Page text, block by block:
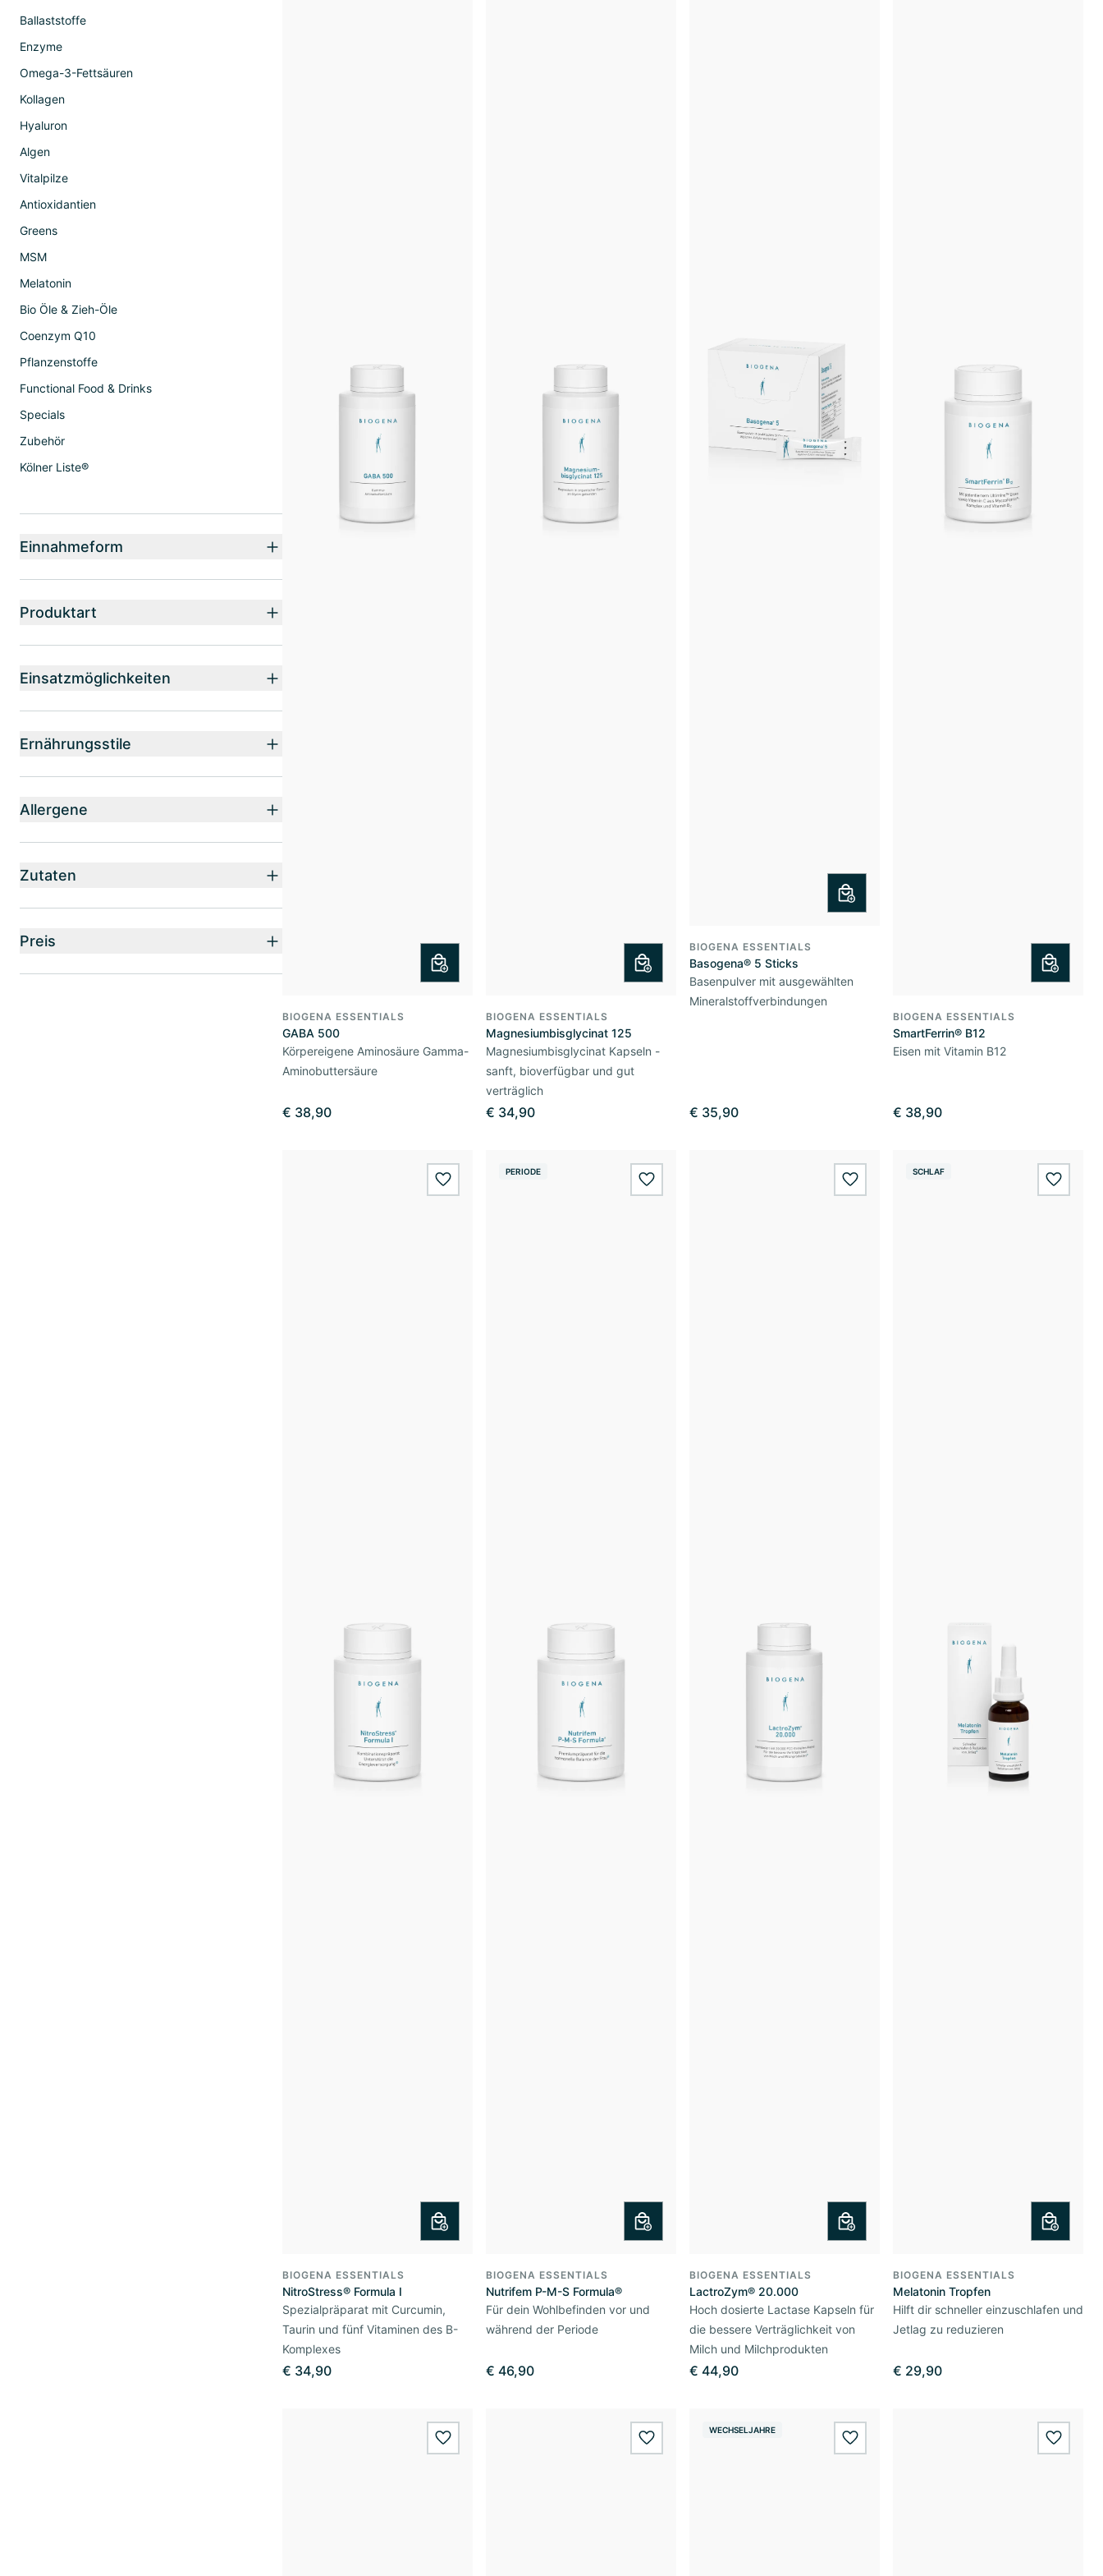
BIOGENA ESSENTIALS
GABA 500
Körpereigene Aminosäure Gamma-
Aminobuttersäure
€ 38,90
BIOGENA ESSENTIALS
Magnesiumbisglycinat 125
Magnesiumbisglycinat Kapseln -
sanft, bioverfügbar und gut
verträglich
€ 34,90
BIOGENA ESSENTIALS
Basogena® 5 Sticks
Basenpulver mit ausgewählten
Mineralstoffverbindungen
€ 35,90
BIOGENA ESSENTIALS
SmartFerrin® B12
Eisen mit Vitamin B12
€ 38,90
wishlist.add
BIOGENA ESSENTIALS
NitroStress® Formula I
Spezialpräparat mit Curcumin,
Taurin und fünf Vitaminen des B-
Komplexes
€ 34,90
PERIODE
wishlist.add
BIOGENA ESSENTIALS
Nutrifem P-M-S Formula®
Für dein Wohlbefinden vor und
während der Periode
€ 46,90
wishlist.add
BIOGENA ESSENTIALS
LactroZym® 20.000
Hoch dosierte Lactase Kapseln für
die bessere Verträglichkeit von
Milch und Milchprodukten
€ 44,90
SCHLAF
BIOGENA ESSENTIALS
Melatonin Tropfen
Hilft dir schneller einzuschlafen und
Jetlag zu reduzieren
€ 29,90
wishlist.add wishlist.add
WECHSELJAHRE
wishlist.add
Ballaststoffe
Enzyme
Omega-3-Fettsäuren
Kollagen
Hyaluron
Algen
Vitalpilze
Antioxidantien
Greens
MSM
Melatonin
Bio Öle & Zieh-Öle
Coenzym Q10
Pflanzenstoffe
Functional Food & Drinks
Specials
Zubehör
Kölner Liste®
Einnahmeform
Produktart
Einsatzmöglichkeiten
Ernährungsstile
Allergene
Zutaten
Preis